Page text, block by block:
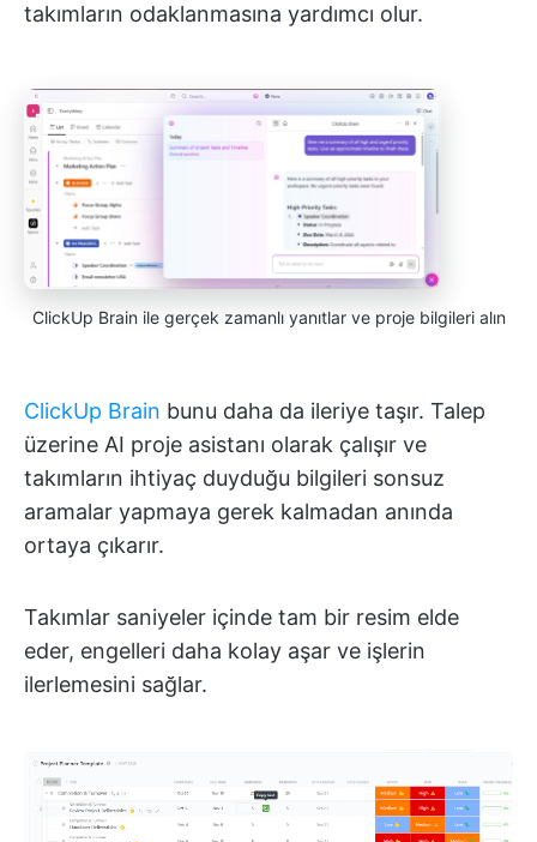
takımların odaklanmasına yardımcı olur.
ClickUp Brain ile gerçek zamanlı yanıtlar ve proje bilgileri alın
ClickUp Brain bunu daha da ileriye taşır. Talep
üzerine AI proje asistanı olarak çalışır ve
takımların ihtiyaç duyduğu bilgileri sonsuz
aramalar yapmaya gerek kalmadan anında
ortaya çıkarır.
Takımlar saniyeler içinde tam bir resim elde
eder, engelleri daha kolay aşar ve işlerin
ilerlemesini sağlar.